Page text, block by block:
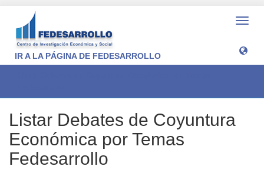
IR A LA PÁGINA DE FEDESARROLLO
Listar Debates de Coyuntura
Económica por Temas
Fedesarrollo